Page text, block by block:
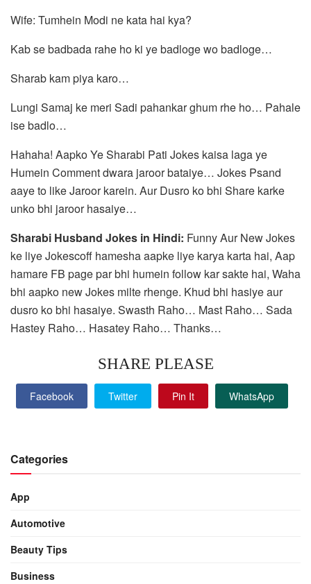
Wife: Tumhein Modi ne kata hai kya?
Kab se badbada rahe ho ki ye badloge wo badloge…
Sharab kam piya karo…
Lungi Samaj ke meri Sadi pahankar ghum rhe ho… Pahale
ise badlo…
Hahaha! Aapko Ye Sharabi Pati Jokes kaisa laga ye
Humein Comment dwara jaroor bataiye… Jokes Psand
aaye to like Jaroor karein. Aur Dusro ko bhi Share karke
unko bhi jaroor hasaiye…
Sharabi Husband Jokes in Hindi: Funny Aur New Jokes
ke liye Jokescoff hamesha aapke liye karya karta hai, Aap
hamare FB page par bhi humein follow kar sakte hai, Waha
bhi aapko new Jokes milte rhenge. Khud bhi hasiye aur
dusro ko bhi hasaiye. Swasth Raho… Mast Raho… Sada
Hastey Raho… Hasatey Raho… Thanks…
SHARE PLEASE
Facebook Twitter Pin It WhatsApp
Categories
App
Automotive
Beauty Tips
Business